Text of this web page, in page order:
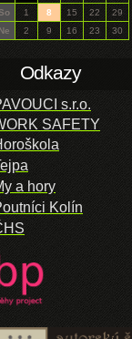
So
1 8 15 22
29
Ne
2 9 16 23 30
Odkazy
s.r.o.
SAFETY
a hory
Kolín